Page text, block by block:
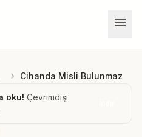
menu
chevron_right Cihanda Misli Bulunmaz
oku! Çevrimdışı